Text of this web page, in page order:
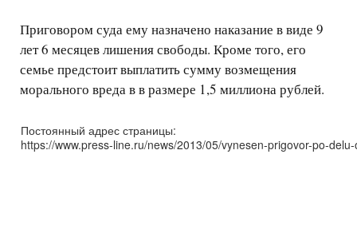
Приговором суда ему назначено наказание в виде 9
лет 6 месяцев лишения свободы. Кроме того, его
семье предстоит выплатить сумму возмещения
морального вреда в в размере 1,5 миллиона рублей.
Постоянный адрес страницы:
https://www.press-line.ru/news/2013/05/vynesen-prigovor-po-